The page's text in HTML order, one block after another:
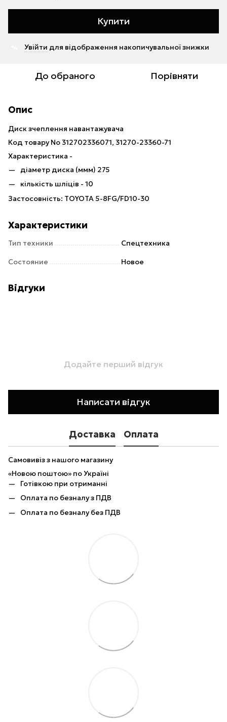
Купити
Увійти для відображення накопичувальної знижки
До обраного Порівняти
Опис
Диск зчеплення навантажувача
Код товару No 312702336071, 31270-23360-71
Характеристика -
діаметр диска (ммм) 275
кількість шліців - 10
Застосовність: TOYOTA 5-8FG/FD10-30
Характеристики
Тип техники Спецтехника
Состояние Новое
Відгуки
Додайте перший відгук
Написати відгук
Доставка Оплата
Самовивіз з нашого магазину
«Новою поштою» по Україні
Готівкою при отриманні
Оплата по безналу з ПДВ
Оплата по безналу без ПДВ